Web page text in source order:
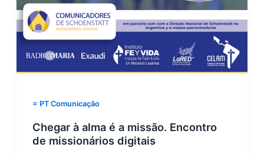
= PT Comunicação
Chegar à alma é a missão. Encontro
de missionários digitais